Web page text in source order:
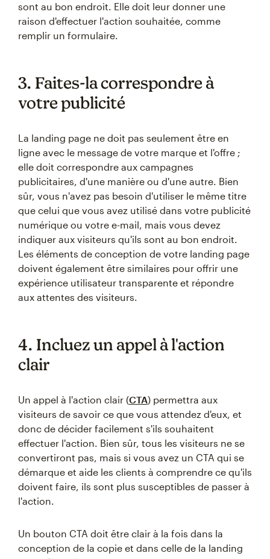
sont au bon endroit. Elle doit leur donner une
raison d'effectuer l'action souhaitée, comme
remplir un formulaire.
3. Faites-la correspondre à
votre publicité
La landing page ne doit pas seulement être en
ligne avec le message de votre marque et l'offre ;
elle doit correspondre aux campagnes
publicitaires, d'une manière ou d'une autre. Bien
sûr, vous n'avez pas besoin d'utiliser le même titre
que celui que vous avez utilisé dans votre publicité
numérique ou votre e-mail, mais vous devez
indiquer aux visiteurs qu'ils sont au bon endroit.
Les éléments de conception de votre landing page
doivent également être similaires pour offrir une
expérience utilisateur transparente et répondre
aux attentes des visiteurs.
4. Incluez un appel à l'action
clair
Un appel à l'action clair (CTA) permettra aux
visiteurs de savoir ce que vous attendez d'eux, et
donc de décider facilement s'ils souhaitent
effectuer l'action. Bien sûr, tous les visiteurs ne se
convertiront pas, mais si vous avez un CTA qui se
démarque et aide les clients à comprendre ce qu'ils
doivent faire, ils sont plus susceptibles de passer à
l'action.
Un bouton CTA doit être clair à la fois dans la
conception de la copie et dans celle de la landing